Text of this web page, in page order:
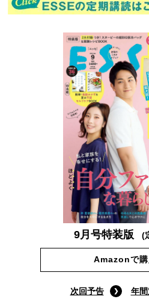
9月号特装版 (
Amazonで購
次回予告 年